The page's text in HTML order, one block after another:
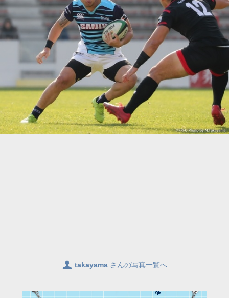
👤 takayama さんの写真一覧へ